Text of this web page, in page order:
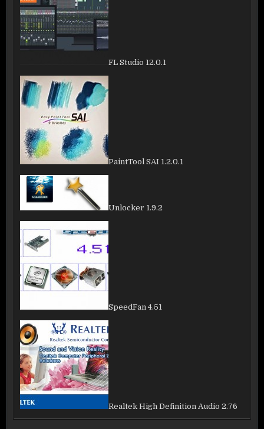
FL Studio 12.0.1
PaintTool SAI 1.2.0.1
Unlocker 1.9.2
SpeedFan 4.51
Realtek High Definition Audio 2.76